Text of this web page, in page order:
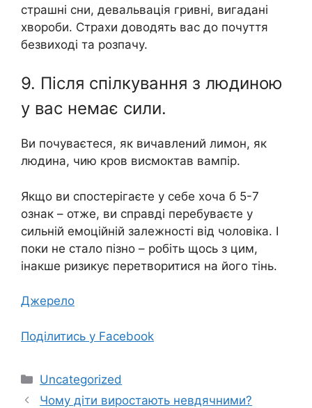
страшні сни, девальвація гривні, вигадані
хвороби. Страхи доводять вас до почуття
безвиході та розпачу.
9. Після спілкування з людиною
у вас немає сили.
Ви почуваєтеся, як вичавлений лимон, як
людина, чию кров висмоктав вампір.
Якщо ви спостерігаєте у себе хоча б 5-7
ознак – отже, ви справді перебуваєте у
сильній емоційній залежності від чоловіка. І
поки не стало пізно – робіть щось з цим,
інакше ризикує перетворитися на його тінь.
Джерело
Поділитись у Facebook
Категорії
Uncategorized
Чому діти виростають невдячними?